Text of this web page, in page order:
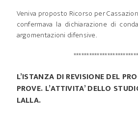
Veniva proposto Ricorso per
confermava la dichiarazione di
argomentazioni difensive.
L’ISTANZA DI REVISIONE DEL
PROVE. L’ATTIVITA’ DELLO
LALLA.